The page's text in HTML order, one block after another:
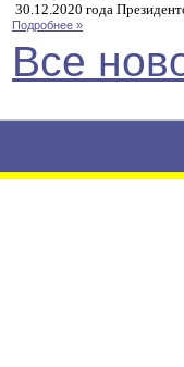
30.12.2020 года
Подробнее »
Все